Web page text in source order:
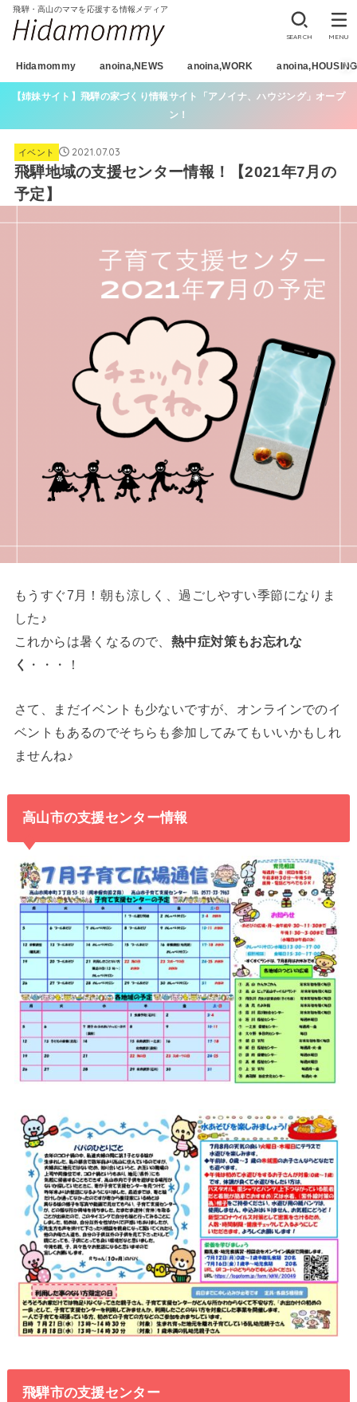
飛騨・高山のママを応援する情報メディア
Hidamommy anoina,NEWS anoina,WORK anoina,HOUSING
SEARCH MENU
【姉妹サイト】飛騨の家づくり情報サイト「アノイナ、ハウジング」オープ
ン！
イベント 2021.07.03
飛騨地域の支援センター情報！【2021年7月の
予定】
もうすぐ7月！朝も涼しく、過ごしやすい季節になりま
した♪
これからは暑くなるので、 熱中症対策もお忘れな
く
・・・！
さて、まだイベントも少ないですが、オンラインでのイ
ベントもあるのでそちらも参加してみてもいいかもしれ
ませんね♪
高山市の支援センター情報
飛騨市の支援センター